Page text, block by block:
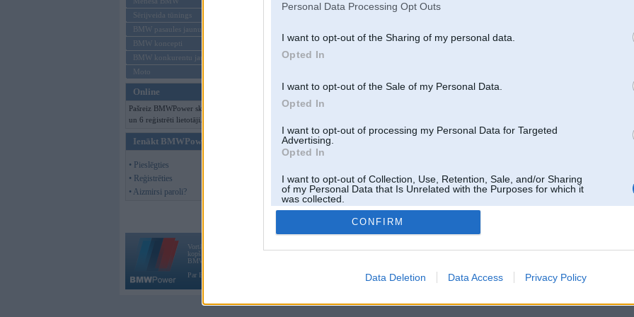
Personal Data Processing Opt Outs
I want to opt-out of the Sharing of my personal data.
Opted In
I want to opt-out of the Sale of my Personal Data.
Opted In
I want to opt-out of processing my Personal Data for Targeted
Advertising.
Opted In
I want to opt-out of Collection, Use, Retention, Sale, and/or Sharing
of my Personal Data that Is Unrelated with the Purposes for which it
was collected.
Opted Out
CONFIRM
Data Deletion Data Access Privacy Policy
Sērijveida tūnings
BMW pasaules jaunumi
BMW koncepti
BMW konkurentu jaunumi
Moto
Online
Pašreiz BMWPower skatās 98 viesi
un 6 reģistrēti lietotāji.
Ienākt BMWPower
• Pieslēgties
• Reģistrēties
• Aizmirsi paroli?
Vortāls BMWPower.lv darbojas
kopš 2002. gada 14. maija. Tas nav auto klubs un nav saistīts ar
BMW AG.
Par BMWPower